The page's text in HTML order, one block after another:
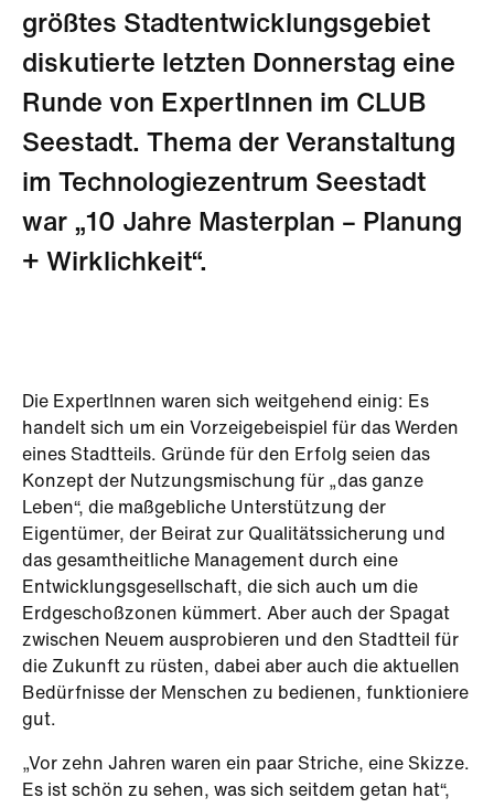
größtes Stadtentwicklungsgebiet
diskutierte letzten Donnerstag eine
Runde von ExpertInnen im CLUB
Seestadt. Thema der Veranstaltung
im Technologiezentrum Seestadt
war „10 Jahre Masterplan – Planung
+ Wirklichkeit“.
Die ExpertInnen waren sich weitgehend einig: Es
handelt sich um ein Vorzeigebeispiel für das Werden
eines Stadtteils. Gründe für den Erfolg seien das
Konzept der Nutzungsmischung für „das ganze
Leben“, die maßgebliche Unterstützung der
Eigentümer, der Beirat zur Qualitätssicherung und
das gesamtheitliche Management durch eine
Entwicklungsgesellschaft, die sich auch um die
Erdgeschoßzonen kümmert. Aber auch der Spagat
zwischen Neuem ausprobieren und den Stadtteil für
die Zukunft zu rüsten, dabei aber auch die aktuellen
Bedürfnisse der Menschen zu bedienen, funktioniere
gut.
„Vor zehn Jahren waren ein paar Striche, eine Skizze.
Es ist schön zu sehen, was sich seitdem getan hat“,